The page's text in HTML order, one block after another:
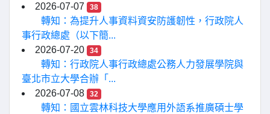
2026-07-07
38
轉知：為提升人事資料資安防護韌性，行政院人
事行政總處（以下簡...
2026-07-20
34
轉知：行政院人事行政總處公務人力發展學院與
臺北市立大學合辦「...
2026-07-08
32
轉知：國立雲林科技大學應用外語系推廣碩士學